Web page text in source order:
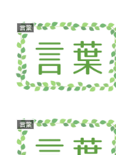
言葉
言葉